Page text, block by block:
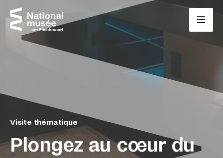
Passer directement au contenu
Plongez au cœur du
Visite thématique
Panneau de gestion des cookies